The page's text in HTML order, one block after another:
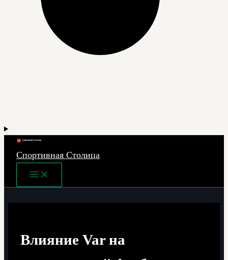
Спортивная Столица
Main
Menu
Влияние Var на